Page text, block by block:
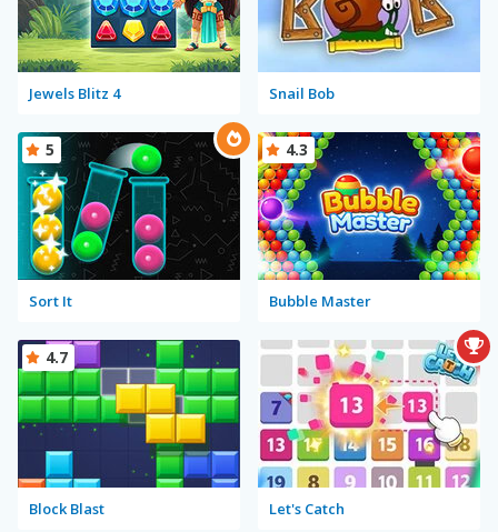
Jewels Blitz 4 Snail Bob
Sort It
5
Bubble Master
4.3
Block Blast
4.7
Let's Catch